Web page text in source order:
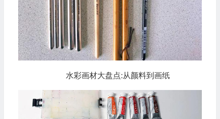
水彩画材大盘点:从颜料到画纸